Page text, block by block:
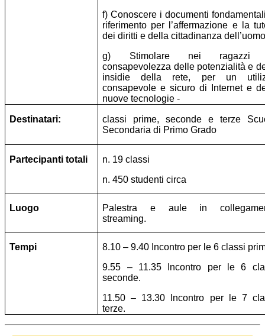
f) Conoscere i documenti
riferimento per l’affermazione e la
dei diritti e della cittadinanza
g) Stimolare nei ragazzi
consapevolezza delle potenzialità e
insidie della rete, per un
consapevole e sicuro di Internet e
nuove tecnologie -
Destinatari:
classi prime, seconde e terze
Secondaria di Primo Grado
Partecipanti totali
n. 19 classi
n. 450 studenti circa
Luogo
Palestra e aule in
streaming.
Tempi
8.10 – 9.40 Incontro per le 6 classi
9.55 – 11.35 Incontro per le 6
seconde.
11.50 – 13.30 Incontro per le 7
terze.